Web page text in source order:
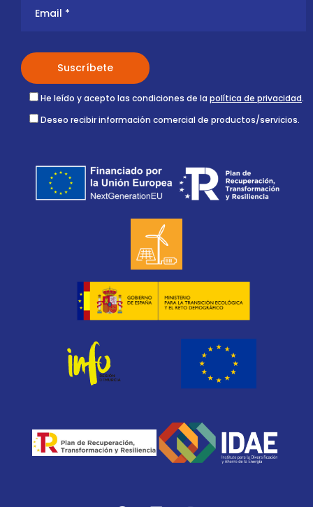
He leído y acepto las condiciones de la política de privacidad.
Deseo recibir información comercial de productos/servicios.